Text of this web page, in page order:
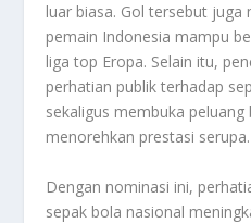
luar biasa. Gol tersebut juga
pemain Indonesia mampu
liga top Eropa. Selain itu,
perhatian publik terhadap
sekaligus membuka
menorehkan prestasi serupa.
Dengan nominasi ini,
sepak bola nasional